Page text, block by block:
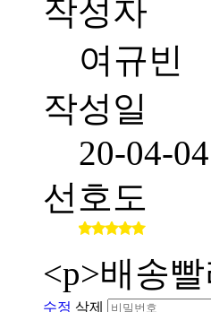
작성자
여규빈
작성일
20-04-04
선호도
<p>배송
수정 삭제